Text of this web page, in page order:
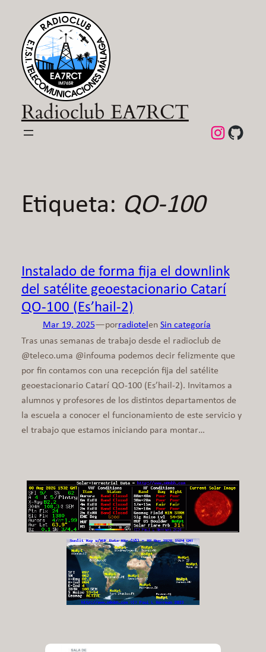
contenido
Radioclub EA7RCT
Etiqueta: QO-100
Instalado de forma fija el downlink
del satélite geoestacionario Catarí
QO-100 (Es’hail-2)
Mar 19, 2025—porradiotelen Sin categoría
Tras unas semanas de trabajo desde el radioclub de
@teleco.uma @infouma podemos decir felizmente que
por fin contamos con una recepción fija del satélite
geoestacionario Catarí QO-100 (Es’hail-2). Invitamos a
alumnos y profesores de los distintos departamentos de
la escuela a conocer el funcionamiento de este servicio y
el trabajo que estamos iniciando para montar…